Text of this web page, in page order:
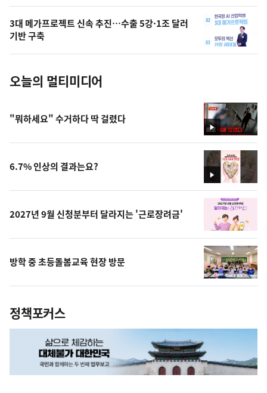
의
사
진
3대 메가프로젝트 신속 추진…수출 5강·1조 달러
기반 구축
오늘의 멀티미디어
영
상
"뭐하세요" 수거하다 딱 걸렸다
영
상
6.7% 인상의 결과는요?
2027년 9월 신청분부터 달라지는 '근로장려금'
방학 중 초등돌봄교육 현장 방문
정책포커스